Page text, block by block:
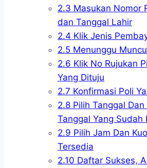
2.3 Masukan Nomor
dan Tanggal Lahir
2.4 Klik Jenis
2.5 Menunggu
2.6 Klik No Rujukan
Yang Dituju
2.7 Konfirmasi Poli
2.8 Pilih Tanggal
Tanggal Yang Sudah
2.9 Pilih Jam Dan
Tersedia
2.10 Daftar Sukses,